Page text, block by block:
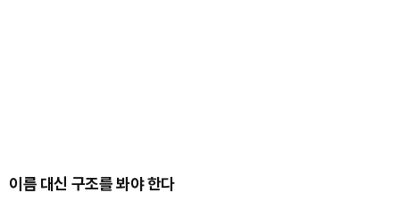
이름 대신 구조를 봐야 한다